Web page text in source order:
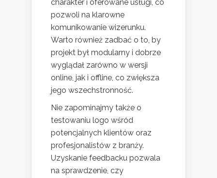
charakter i oferowane usługi, co
pozwoli na klarowne
komunikowanie wizerunku.
Warto również zadbać o to, by
projekt był modularny i dobrze
wyglądał zarówno w wersji
online, jak i offline, co zwiększa
jego wszechstronność.
Nie zapominajmy także o
testowaniu logo wśród
potencjalnych klientów oraz
profesjonalistów z branży.
Uzyskanie feedbacku pozwala
na sprawdzenie, czy